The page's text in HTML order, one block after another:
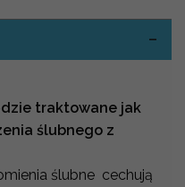
traktowane jak
ślubnego z
ślubne cechują